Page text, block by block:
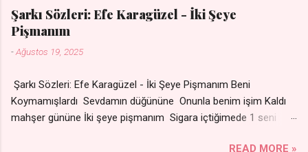
Yaslanırsan dağ olurum Ben sana sevda olurum
kurban olurum Can canım cananım Yar gözlerin
almış Sen de bana varman mı? - Sen üzülme bi
yoldaş olurum kurban olurum.. - Sen gülümse
bi yol bulurum Yaslanırsan dağ olurum Ben
sana sevda olurum kurban olurum Can canım
Şarkı Sözleri: Efe Karagüzel - İki Şeye
Pişmanım
-Ağustos 19, 2025
Şarkı Sözleri: Efe Karagüzel - İki Şeye Pişmanım Beni
Koymamışlardı Sevdamın düğününe Onunla benim işim Kaldı
mahşer gününe İki şeye pişmanım Sigara içtiğimede 1 seni
READ MORE »